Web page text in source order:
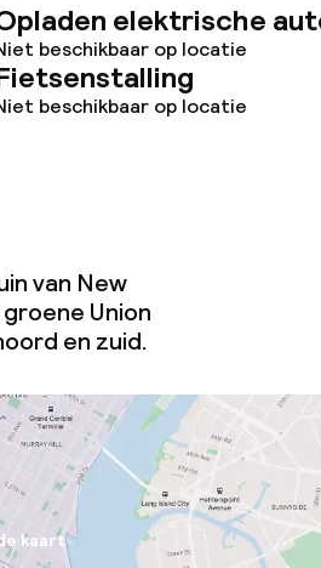
elektrische
beschikbaar op locatie
beschikbaar op locatie
van New
Union
en zuid.
kaart